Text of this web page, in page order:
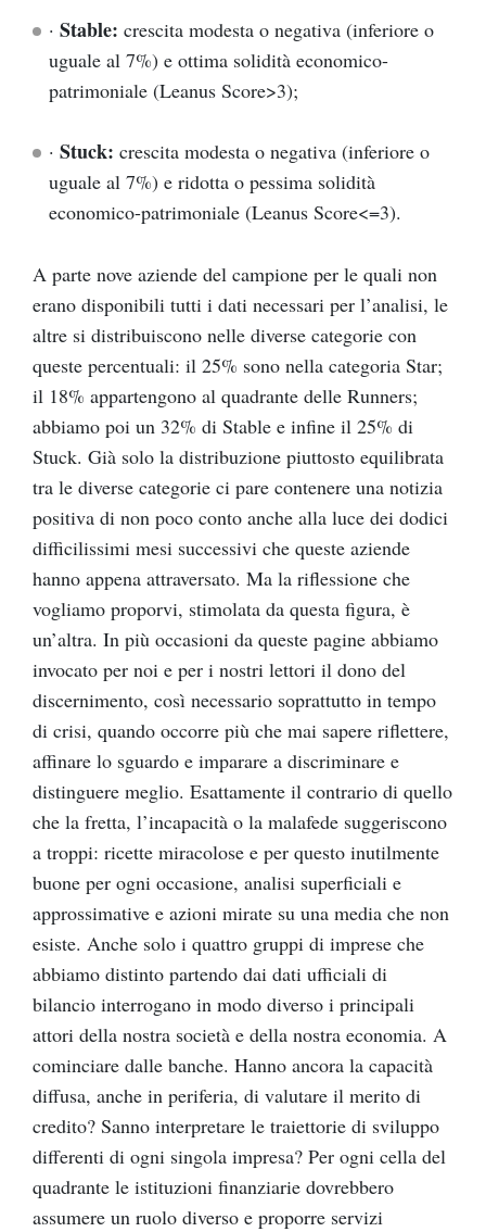
· Stable: crescita modesta o negativa (inferiore o
uguale al 7%) e ottima solidità economico-
patrimoniale (Leanus Score>3);
· Stuck: crescita modesta o negativa (inferiore o
uguale al 7%) e ridotta o pessima solidità
economico-patrimoniale (Leanus Score<=3).
A parte nove aziende del campione per le quali non
erano disponibili tutti i dati necessari per l’analisi, le
altre si distribuiscono nelle diverse categorie con
queste percentuali: il 25% sono nella categoria Star;
il 18% appartengono al quadrante delle Runners;
abbiamo poi un 32% di Stable e infine il 25% di
Stuck. Già solo la distribuzione piuttosto equilibrata
tra le diverse categorie ci pare contenere una notizia
positiva di non poco conto anche alla luce dei dodici
difficilissimi mesi successivi che queste aziende
hanno appena attraversato. Ma la riflessione che
vogliamo proporvi, stimolata da questa figura, è
un’altra. In più occasioni da queste pagine abbiamo
invocato per noi e per i nostri lettori il dono del
discernimento, così necessario soprattutto in tempo
di crisi, quando occorre più che mai sapere riflettere,
affinare lo sguardo e imparare a discriminare e
distinguere meglio. Esattamente il contrario di quello
che la fretta, l’incapacità o la malafede suggeriscono
a troppi: ricette miracolose e per questo inutilmente
buone per ogni occasione, analisi superficiali e
approssimative e azioni mirate su una media che non
esiste. Anche solo i quattro gruppi di imprese che
abbiamo distinto partendo dai dati ufficiali di
bilancio interrogano in modo diverso i principali
attori della nostra società e della nostra economia. A
cominciare dalle banche. Hanno ancora la capacità
diffusa, anche in periferia, di valutare il merito di
credito? Sanno interpretare le traiettorie di sviluppo
differenti di ogni singola impresa? Per ogni cella del
quadrante le istituzioni finanziarie dovrebbero
assumere un ruolo diverso e proporre servizi